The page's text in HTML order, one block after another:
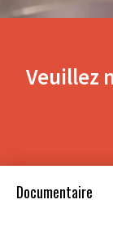
Veuillez
Documentaire